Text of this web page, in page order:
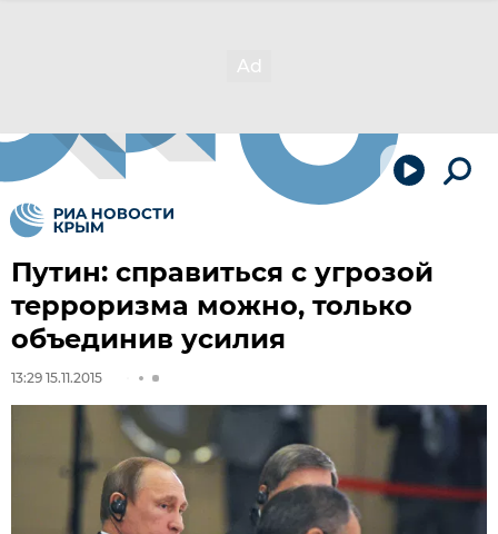
Путин: справиться с угрозой
терроризма можно, только
объединив усилия
13:29 15.11.2015